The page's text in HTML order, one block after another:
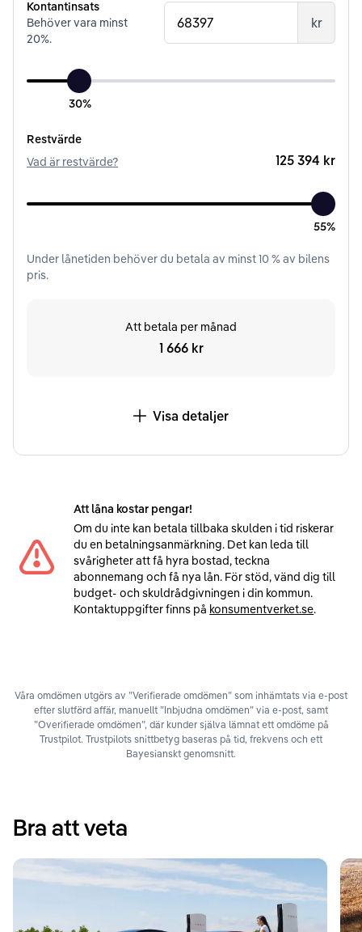
Kontantinsats
Behöver vara minst
20%.
kr
30%
Restvärde
Vad är restvärde?
125 394 kr
55%
Under lånetiden behöver du betala av minst10% av bilens
pris.
Att betala per månad
1 666 kr
Visa detaljer
Att låna kostar pengar!
Om du inte kan betala tillbaka skulden i tid riskerar
du en betalningsanmärkning. Det kan leda till
svårigheter att få hyra bostad, teckna
abonnemang och få nya lån. För stöd, vänd dig till
budget- och skuldrådgivningen i din kommun.
Kontaktuppgifter finns på konsumentverket.se.
Våra omdömen utgörs av ”Verifierade omdömen” som inhämtats via e-post
efter slutförd affär, manuellt ”Inbjudna omdömen” via e-post, samt
”Overifierade omdömen”, där kunder själva lämnat ett omdöme på
Trustpilot. Trustpilots snittbetyg baseras på tid, frekvens och ett
Bayesianskt genomsnitt.
Bra att veta